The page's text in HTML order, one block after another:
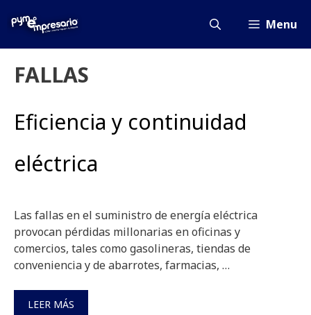
Menu
FALLAS
Eficiencia y continuidad
eléctrica
Las fallas en el suministro de energía eléctrica
provocan pérdidas millonarias en oficinas y
comercios, tales como gasolineras, tiendas de
conveniencia y de abarrotes, farmacias, …
LEER MÁS